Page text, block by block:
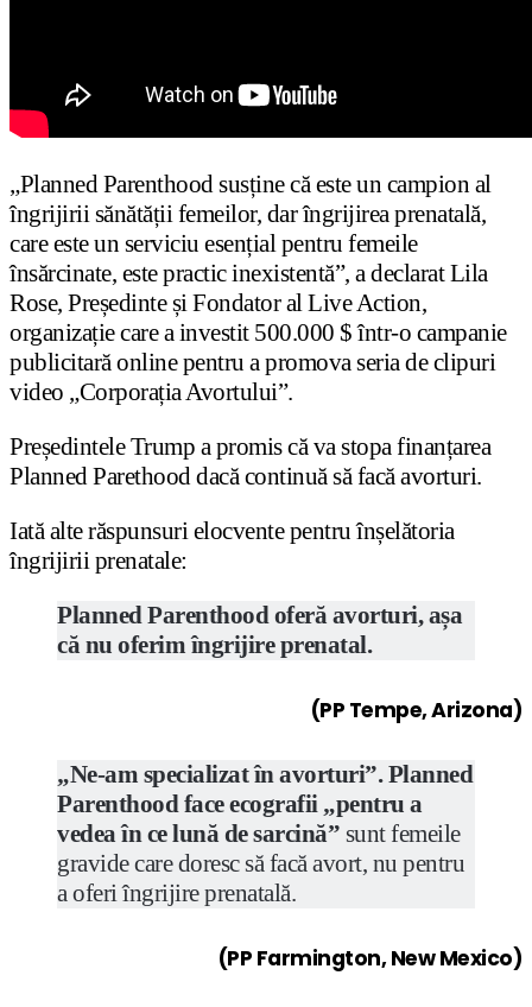
„Planned Parenthood susține că este un campion al
îngrijirii sănătății femeilor, dar îngrijirea prenatală,
care este un serviciu esențial pentru femeile
însărcinate, este practic inexistentă”, a declarat Lila
Rose, Președinte și Fondator al Live Action,
organizație care a investit 500.000 $ într-o campanie
publicitară online pentru a promova seria de clipuri
video „Corporația Avortului”.
Președintele Trump a promis că va stopa finanțarea
Planned Parethood dacă continuă să facă avorturi.
Iată alte răspunsuri elocvente pentru înșelătoria
îngrijirii prenatale:
Planned Parenthood oferă avorturi, așa
că nu oferim îngrijire prenatal.
(PP Tempe, Arizona)
„Ne-am specializat în avorturi”. Planned
Parenthood face ecografii „pentru a
vedea în ce lună de sarcină” sunt femeile
gravide care doresc să facă avort, nu pentru
a oferi îngrijire prenatală.
(PP Farmington, New Mexico)